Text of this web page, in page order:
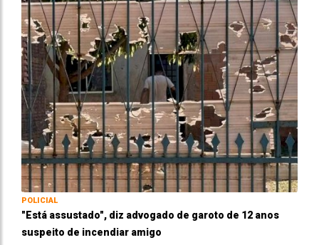
POLICIAL
"Está assustado", diz advogado de garoto de 12 anos
suspeito de incendiar amigo